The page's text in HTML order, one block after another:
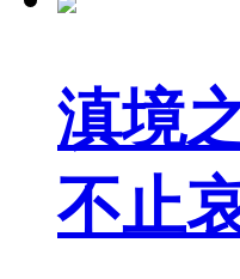
滇境
不止